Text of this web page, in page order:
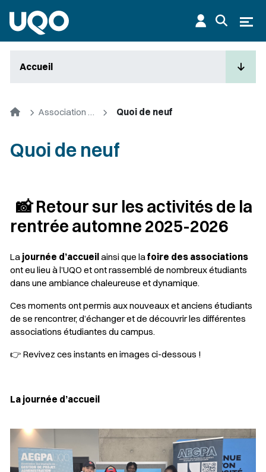
Accueil
Accueil Association des étudiants en gestion de projet et administration Quoi de neuf
Quoi de neuf
📸 Retour sur les activités de la
rentrée automne 2025-2026
La journée d’accueilainsi que lafoire des associations
ont eu lieu à l’UQO et ont rassemblé de nombreux étudiants
dans une ambiance chaleureuse et dynamique.
Ces moments ont permis aux nouveaux et anciens étudiants
de se rencontrer, d’échanger et de découvrir les différentes
associations étudiantes du campus.
👉 Revivez ces instants en images ci-dessous !
La journée d’accueil